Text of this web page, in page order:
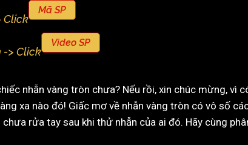
Click
Mã SP
-> Click
Video SP
nhẫn vàng tròn chưa? Nếu rồi, xin chúc mừng, vì
xa nào đó! Giấc mơ về nhẫn vàng tròn có vô số
rửa tay sau khi thử nhẫn của ai đó. Hãy cùng